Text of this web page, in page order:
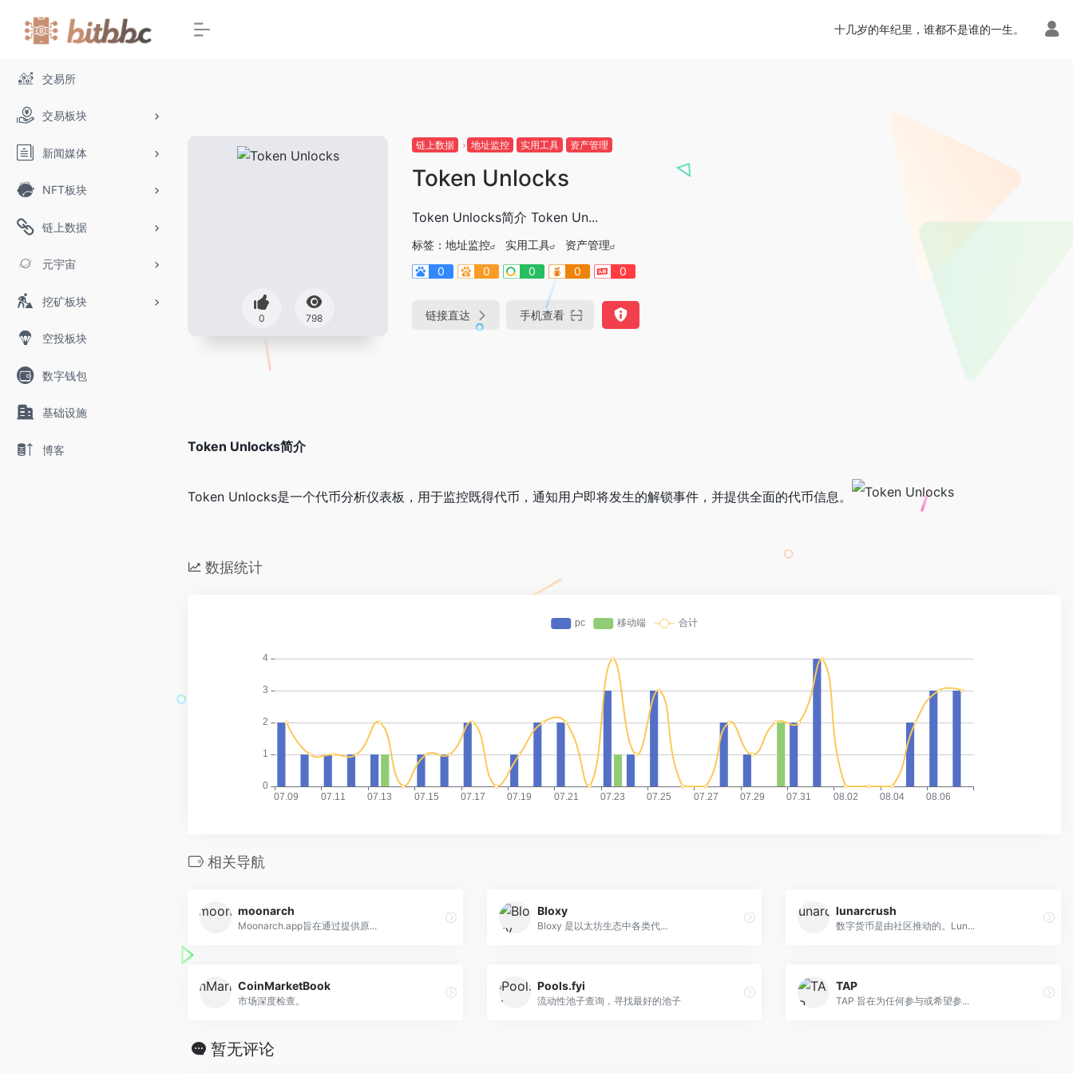
交易所
交易板块
新闻媒体
NFT板块
链上数据
元宇宙
挖矿板块
空投板块
数字钱包
基础设施
博客
十几岁的年纪里，谁都不是谁的一生。
0 798
链上数据 地址监控 实用工具 资产管理
Token Unlocks
Token Unlocks简介 Token Un...
标签： 地址监控 实用工具
资产管理
0
0 0 0 0
链接直达 手机查看
Token Unlocks简介
Token Unlocks是一个代币分析仪表板，用于监控既得代币，通知用户即将发生的解锁事件，并提供全面的代币信息。
数据统计
相关导航
moonarch
Moonarch.app旨在通过提供原...
Bloxy
Bloxy 是以太坊生态中各类代...
lunarcrush
数字货币是由社区推动的。Lun...
CoinMarketBook
市场深度检查。
Pools.fyi
流动性池子查询，寻找最好的池子
TAP
TAP 旨在为任何参与或希望参...
暂无评论